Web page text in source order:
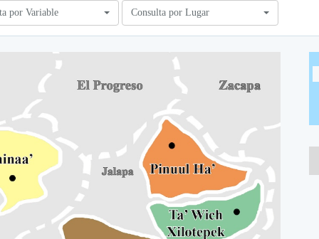
por Variable Consulta por Lugar
A